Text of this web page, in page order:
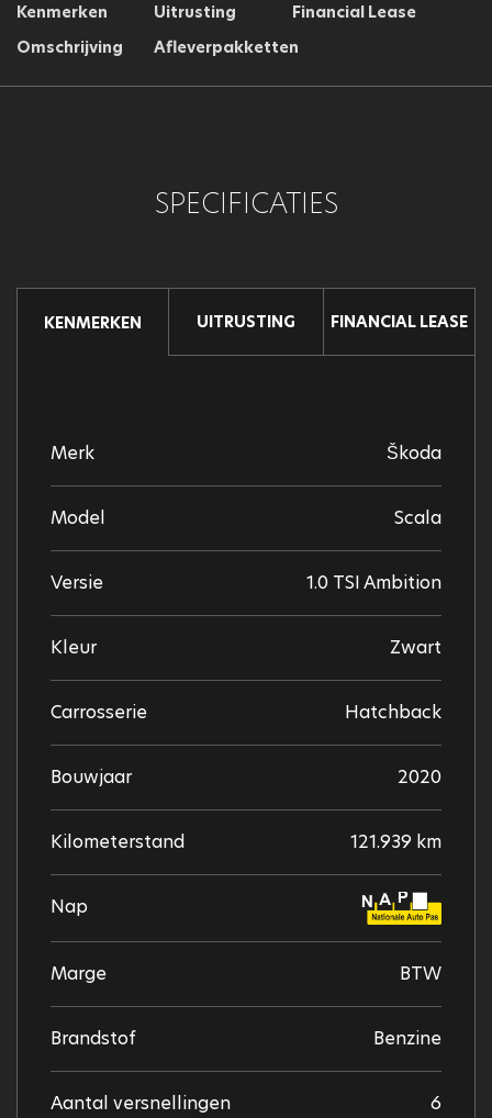
Kenmerken Uitrusting
Financial Lease
Omschrijving
Afleverpakketten
SPECIFICATIES
KENMERKEN UITRUSTING FINANCIAL LEASE
Merk Škoda
Model Scala
Versie 1.0 TSI Ambition
Kleur Zwart
Carrosserie Hatchback
Bouwjaar 2020
Kilometerstand 121.939 km
Nap
Marge BTW
Brandstof Benzine
Aantal versnellingen 6